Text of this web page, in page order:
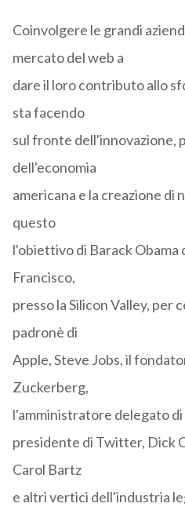
Coinvolgere le grandi
mercato del web a
dare il loro contributo allo
sta facendo
sul fronte dell'innovazione,
dell'economia
americana e la creazione di
questo
l'obiettivo di Barack Obama
Francisco,
presso la Silicon Valley, per
padronè di
Apple, Steve Jobs, il
Zuckerberg,
l'amministratore delegato di
presidente di Twitter, Dick
Carol Bartz
e altri vertici dell'industria